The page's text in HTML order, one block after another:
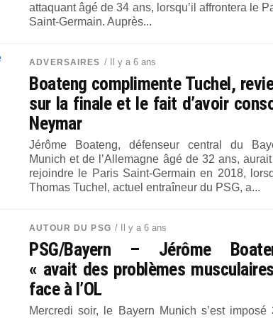
attaquant âgé de 34 ans, lorsqu’il affrontera le
Saint-Germain. Auprès...
ADVERSAIRES / Il y a 6 ans
Boateng complimente Tuchel,
sur la finale et le fait d’avoir
Neymar
Jérôme Boateng, défenseur central du
Munich et de l’Allemagne âgé de 32 ans,
rejoindre le Paris Saint-Germain en 2018,
Thomas Tuchel, actuel entraîneur du PSG, a...
AUTOUR DU PSG / Il y a 6 ans
PSG/Bayern – Jérôme
« avait des problèmes
face à l’OL
Mercredi soir, le Bayern Munich s’est imposé